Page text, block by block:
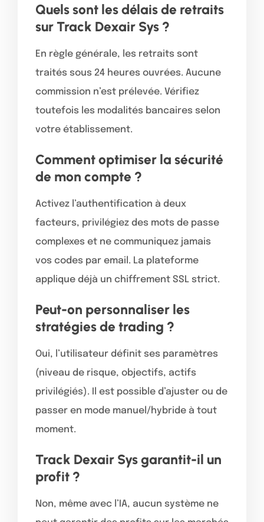
Quels sont les délais de retraits
sur Track Dexair Sys ?
En règle générale, les retraits sont
traités sous 24 heures ouvrées. Aucune
commission n’est prélevée. Vérifiez
toutefois les modalités bancaires selon
votre établissement.
Comment optimiser la sécurité
de mon compte ?
Activez l’authentification à deux
facteurs, privilégiez des mots de passe
complexes et ne communiquez jamais
vos codes par email. La plateforme
applique déjà un chiffrement SSL strict.
Peut-on personnaliser les
stratégies de trading ?
Oui, l’utilisateur définit ses paramètres
(niveau de risque, objectifs, actifs
privilégiés). Il est possible d’ajuster ou de
passer en mode manuel/hybride à tout
moment.
Track Dexair Sys garantit-il un
profit ?
Non, même avec l’IA, aucun système ne